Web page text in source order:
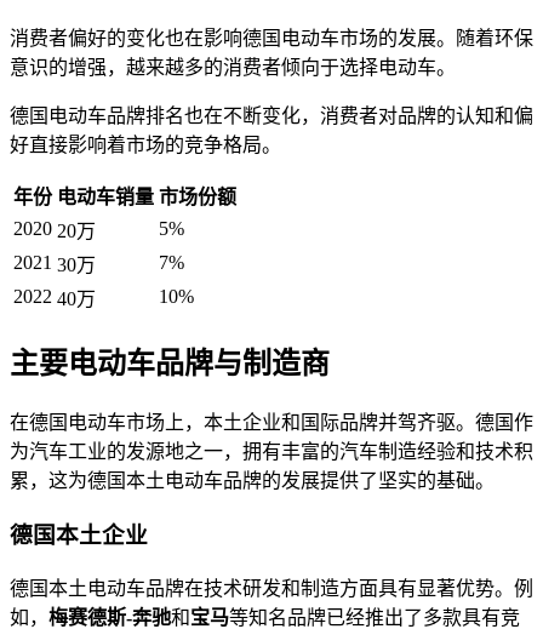
消费者偏好的变化也在影响德国电动车市场的发展。随着环保
意识的增强，越来越多的消费者倾向于选择电动车。
德国电动车品牌排名也在不断变化，消费者对品牌的认知和偏
好直接影响着市场的竞争格局。
年份 电动车销量 市场份额
2020 20万
5%
2021 30万
7%
2022 40万 10%
主要电动车品牌与制造商
在德国电动车市场上，本土企业和国际品牌并驾齐驱。德国作
为汽车工业的发源地之一，拥有丰富的汽车制造经验和技术积
累，这为德国本土电动车品牌的发展提供了坚实的基础。
德国本土企业
德国本土电动车品牌在技术研发和制造方面具有显著优势。例
如， 梅赛德斯-奔驰和宝马等知名品牌已经推出了多款具有竞